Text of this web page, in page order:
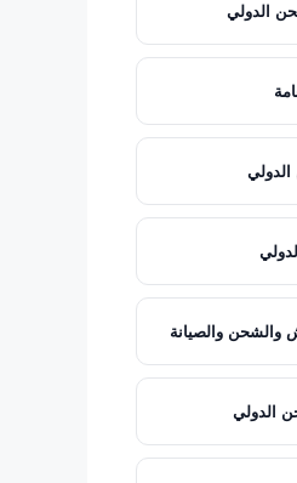
الدولي
والشحن والصيانة
الدولي